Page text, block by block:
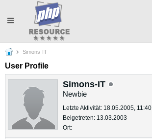
Toggle
navigation
Simons-IT
User Profile
Simons-IT
Newbie
Letzte Aktivität: 18.05.2005, 11:40
Beigetreten: 13.03.2003
Ort: